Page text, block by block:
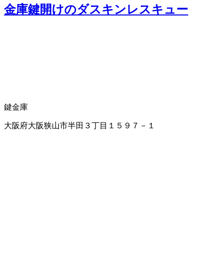
金庫鍵開けのダスキンレスキュー
鍵金庫
大阪府大阪狭山市半田３丁目１５９７－１